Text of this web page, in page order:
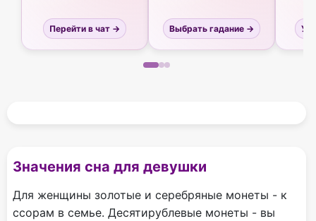
Перейти в чат → Выбрать гадание →
Значения сна для девушки
Для женщины золотые и серебряные монеты - к
ссорам в семье. Десятирублевые монеты - вы